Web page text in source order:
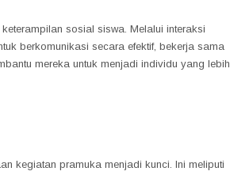
sosial siswa. Melalui interaksi
berkomunikasi secara efektif, bekerja sama
mereka untuk menjadi individu yang lebih
kegiatan pramuka menjadi kunci. Ini meliputi